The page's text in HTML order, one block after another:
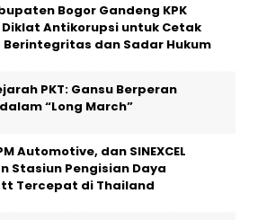
Bogor Gandeng KPK
Antikorupsi untuk Cetak
Berintegritas dan Sadar Hukum
PKT: Gansu Berperan
“Long March”
Automotive, dan SINEXCEL
Stasiun Pengisian Daya
Tercepat di Thailand